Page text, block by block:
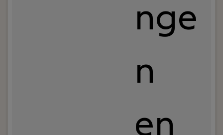
nge
n
en